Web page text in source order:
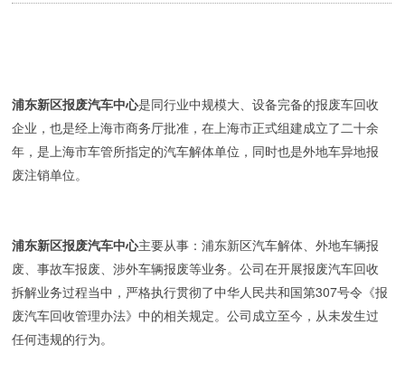
浦东新区报废汽车中心是同行业中规模大、设备完备的报废车回收
企业，也是经上海市商务厅批准，在上海市正式组建成立了二十余
年，是上海市车管所指定的汽车解体单位，同时也是外地车异地报
废注销单位。
浦东新区报废汽车中心主要从事：浦东新区汽车解体、外地车辆报
废、事故车报废、涉外车辆报废等业务。公司在开展报废汽车回收
拆解业务过程当中，严格执行贯彻了中华人民共和国第307号令《报
废汽车回收管理办法》中的相关规定。公司成立至今，从未发生过
任何违规的行为。